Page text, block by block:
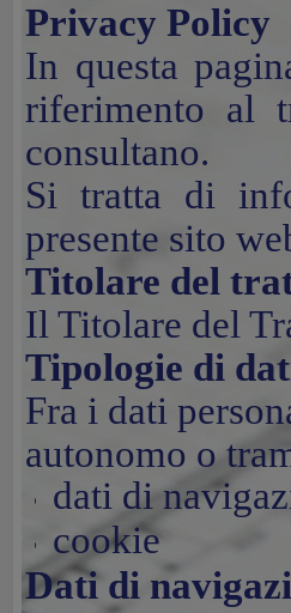
Privacy Policy
In questa
riferimento al
consultano.
Si tratta di
presente sito
Titolare del
Il Titolare del
Tipologie di
Fra i dati
autonomo o
dati di
cookie
Dati di